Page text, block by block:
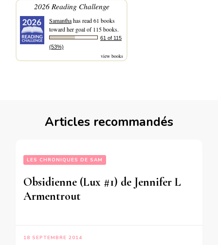
2026 Reading Challenge
Samanthahas read 61 books
toward her goal of 115 books.
61 of 115
(53%)
view books
Articles recommandés
LES CHRONIQUES DE SAM
Obsidienne (Lux #1) de Jennifer L
Armentrout
18 SEPTEMBRE 2014